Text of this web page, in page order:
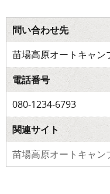
問い合わせ先
苗場高原オートキャン
電話番号
080-1234-6793
関連サイト
苗場高原オートキャン